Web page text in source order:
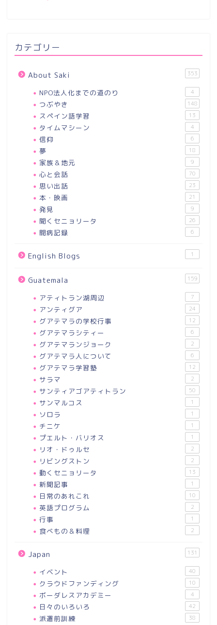
カテゴリー
About Saki 353
NPO法人化までの道のり 4
つぶやき 148
スペイン語学習 13
タイムマシーン 4
信仰 6
夢 18
家族＆地元 9
心と会話 70
思い出話 23
本・映画 21
発見 9
聞くセニョリータ 26
闘病記録 6
English Blogs 1
Guatemala 159
アティトラン湖周辺 7
アンティグア 24
グアテマラの学校行事 12
グアテマラシティー 6
グアテマランジョーク 2
グアテマラ人について 6
グアテマラ学習塾 12
サラマ 2
サンティアゴアティトラン 50
サンマルコス 1
ソロラ 1
チニケ 1
プエルト・バリオス 1
リオ・ドゥルセ 2
リビングストン 2
動くセニョリータ 13
新聞記事 1
日常のあれこれ 10
英語プログラム 2
行事 1
食べもの＆料理 2
Japan 131
イベント 40
クラウドファンディング 10
ボーダレスアカデミー 4
日々のいろいろ 42
派遣前訓練 38